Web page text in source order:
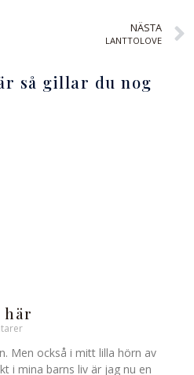
NÄSTA
LANTTOLOVE
så gillar du nog
här
Men också i mitt lilla hörn av
i mina barns liv är jag nu en